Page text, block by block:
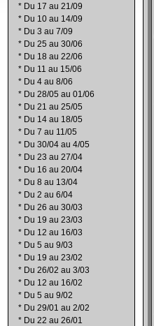
* Du 17 au 21/09
* Du 10 au 14/09
* Du 3 au 7/09
* Du 25 au 30/06
* Du 18 au 22/06
* Du 11 au 15/06
* Du 4 au 8/06
* Du 28/05 au 01/06
* Du 21 au 25/05
* Du 14 au 18/05
* Du 7 au 11/05
* Du 30/04 au 4/05
* Du 23 au 27/04
* Du 16 au 20/04
* Du 8 au 13/04
* Du 2 au 6/04
* Du 26 au 30/03
* Du 19 au 23/03
* Du 12 au 16/03
* Du 5 au 9/03
* Du 19 au 23/02
* Du 26/02 au 3/03
* Du 12 au 16/02
* Du 5 au 9/02
* Du 29/01 au 2/02
* Du 22 au 26/01